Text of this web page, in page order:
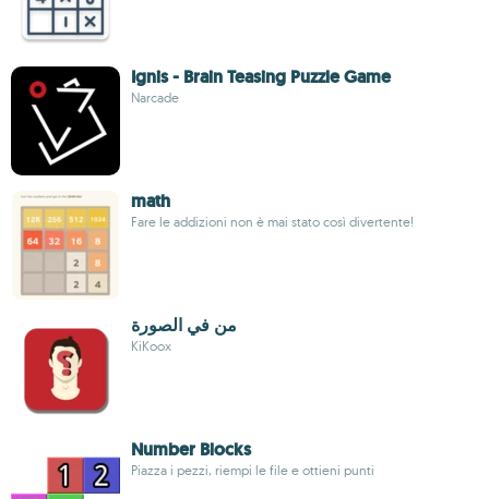
Ignis - Brain Teasing Puzzle Game
Narcade
math
Fare le addizioni non è mai stato così divertente!
من في الصورة
KiKoox
Number Blocks
Piazza i pezzi, riempi le file e ottieni punti